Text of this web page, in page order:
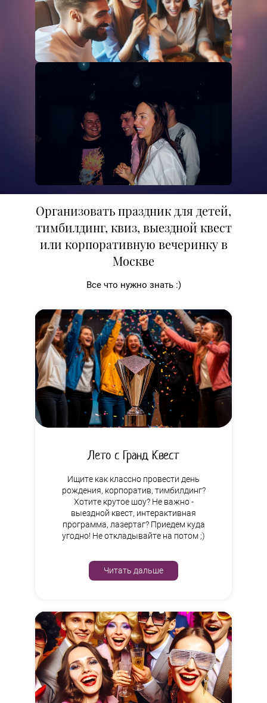
Организовать праздник для детей,
тимбилдинг, квиз, выездной квест
или корпоративную вечеринку в
Москве
Все что нужно знать :)
Лето с Гранд Квест
Ищите как классно провести день
рождения, корпоратив, тимбилдинг?
Хотите крутое шоу? Не важно -
выездной квест, интерактивная
программа, лазертаг? Приедем куда
угодно! Не откладывайте на потом ;)
Читать дальше